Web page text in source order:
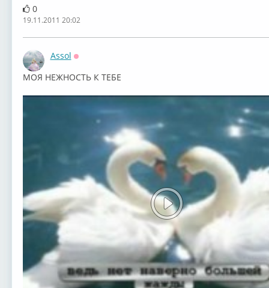
0
19.11.2011 20:02
Assol
МОЯ НЕЖНОСТЬ К ТЕБЕ